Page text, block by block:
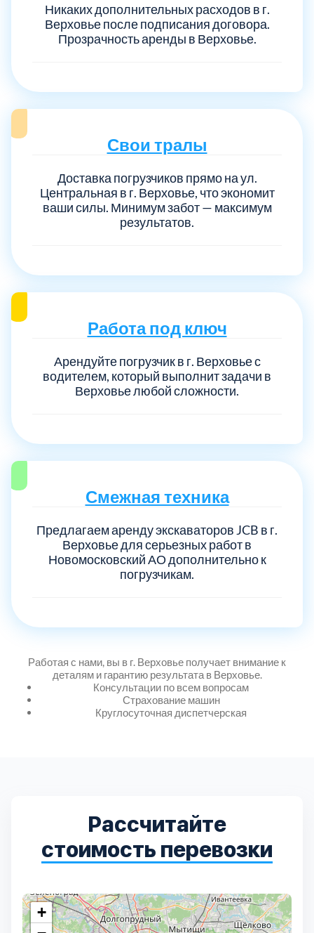
Никаких дополнительных расходов в г.
Верховье после подписания договора.
Прозрачность аренды в Верховье.
Свои тралы
Доставка погрузчиков прямо на ул.
Центральная в г. Верховье, что экономит
ваши силы. Минимум забот — максимум
результатов.
Работа под ключ
Арендуйте погрузчик в г. Верховье с
водителем, который выполнит задачи в
Верховье любой сложности.
Смежная техника
Предлагаем аренду экскаваторов JCB в г.
Верховье для серьезных работ в
Новомосковский АО дополнительно к
погрузчикам.
Работая с нами, вы в г. Верховье получает внимание к
деталям и гарантию результата в Верховье.
Консультации по всем вопросам
Страхование машин
Круглосуточная диспетчерская
Рассчитайте
стоимость перевозки
+
Выберите город:
Балашиха 5
Богородский
Волоколамский
Долгопрудный 2
Зеленоградский
Истринский 11
Каширский 2